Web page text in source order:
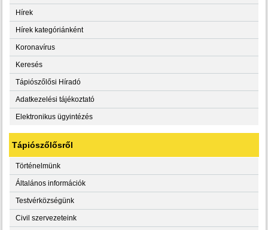
Hírek
Hírek kategóriánként
Koronavírus
Keresés
Tápiószőlősi Híradó
Adatkezelési tájékoztató
Elektronikus ügyintézés
Tápiószőlősről
Történelmünk
Általános információk
Testvérközségünk
Civil szervezeteink